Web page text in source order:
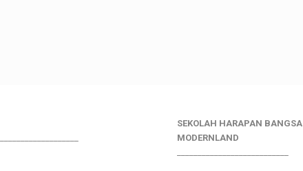
SEKOLAH HARAPAN BANGSA
MODERNLAND